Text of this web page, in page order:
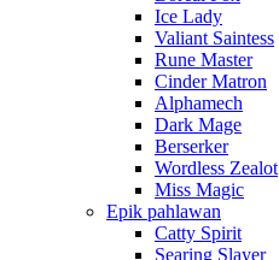
Ice Lady
Valiant Saintess
Rune Master
Cinder Matron
Alphamech
Dark Mage
Berserker
Wordless Zealot
Miss Magic
Epik pahlawan
Catty Spirit
Searing Slayer